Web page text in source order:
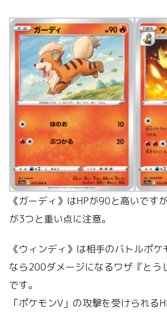
《ガーディ》はHPが90と高いです
が3つと重い点に注意。
《ウィンディ》は相手のバトルポケ
なら200ダメージになるワザ『とう
です。
「ポケモンV」の攻撃を受けられる